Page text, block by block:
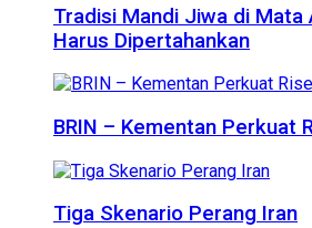
Tradisi Mandi Jiwa di Mata
Harus Dipertahankan
BRIN – Kementan Perkuat
Tiga Skenario Perang Iran